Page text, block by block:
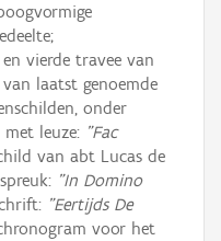
vierde travee van
laatst genoemde
onder
leuze: "Fac
van abt Lucas de
"In Domino
"Eertijds De
voor het